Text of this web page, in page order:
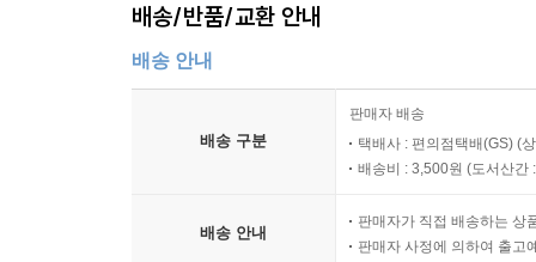
이렇게 상황별 매도 원칙을 다 정해놓으면 매도가
지 않을 것입니다. 결국 투자자들이 투자할 때 매
--- p.163
이렇게만 보면 정말 비효율적인 투자라고 생각할
있습니다. 다만 대부분의 투자자는 이런 사실을
은 실물만이 가진 특별한 이점들을 모두 놓치는
데 말이죠.
시작하거나 잘못된 방향으로 진행했던 투자자들
배송/반품/교환 안내
배송 안내
배송 구분
판매자 배송
택배사 : 편의점택배(GS) (
배송비 : 3,500원 (도서산간
배송 안내
판매자가 직접 배송하는 상
판매자 사정에 의하여 출고